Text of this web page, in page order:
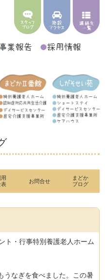
お問合せ
まどか
ブログ
ト・行事特別養護老人ホーム
うなぎを食べました。この暑